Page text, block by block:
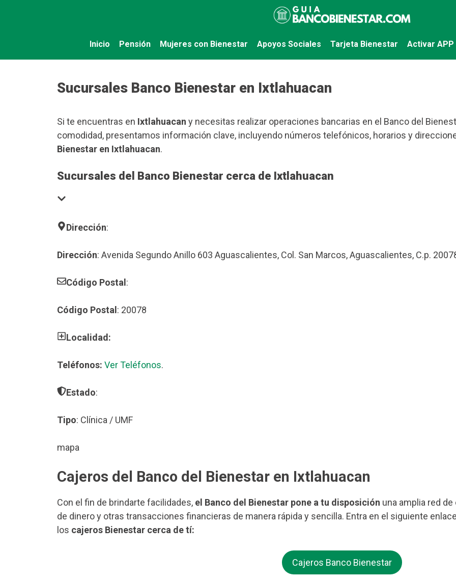
Inicio Pensión Mujeres con Bienestar Apoyos Sociales Tarjeta Bienestar Activar APP
Sucursales Banco Bienestar en Ixtlahuacan
Si te encuentras en Ixtlahuacan y necesitas realizar operaciones bancarias en el Banco del
comodidad, presentamos información clave, incluyendo números telefónicos, horarios y
Bienestar en Ixtlahuacan.
Sucursales del Banco Bienestar cerca de Ixtlahuacan
Dirección:
Dirección: Avenida Segundo Anillo 603 Aguascalientes, Col. San Marcos, Aguascalientes, C.p.
Código Postal :
Código Postal : 20078
Localidad:
Teléfonos: Ver Teléfonos.
Estado:
Tipo: Clínica / UMF
mapa
Cajeros del Banco del Bienestar en Ixtlahuacan
Con el fin de brindarte facilidades, el Banco del Bienestar pone a tu disposición una amplia red
de dinero y otras transacciones financieras de manera rápida y sencilla. Entra en el siguiente
los cajeros Bienestar cerca de tí:
Cajeros Banco Bienestar